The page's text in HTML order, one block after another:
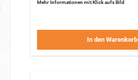
Mehr Informationen mit Klick aufs Bild
In den Warenkorb